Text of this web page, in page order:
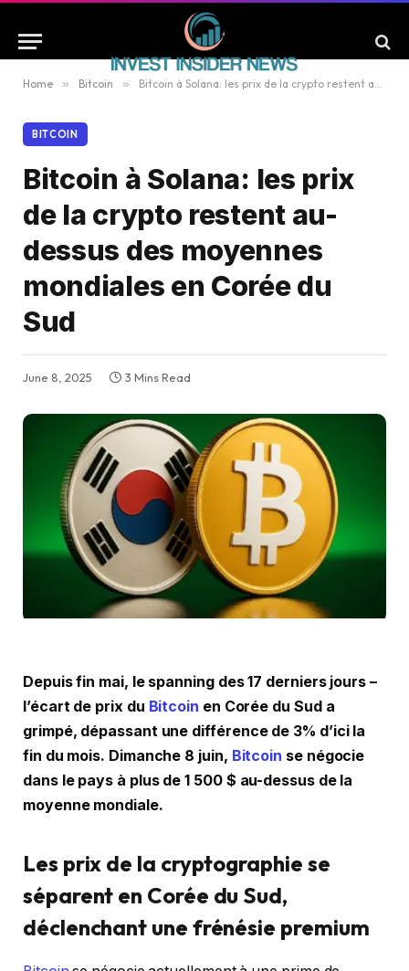
Home » Bitcoin » Bitcoin à Solana: les prix de la crypto restent au-dessus des moyennes mondiales en Corée du Sud
BITCOIN
Bitcoin à Solana: les prix
de la crypto restent au-
dessus des moyennes
mondiales en Corée du
Sud
June 8, 2025 3 Mins Read
Depuis fin mai, le spanning des 17 derniers jours –
l’écart de prix du Bitcoin en Corée du Sud a
grimpé, dépassant une différence de 3% d’ici la
fin du mois. Dimanche 8 juin, Bitcoin se négocie
dans le pays à plus de 1 500 $ au-dessus de la
moyenne mondiale.
Les prix de la cryptographie se
séparent en Corée du Sud,
déclenchant une frénésie premium